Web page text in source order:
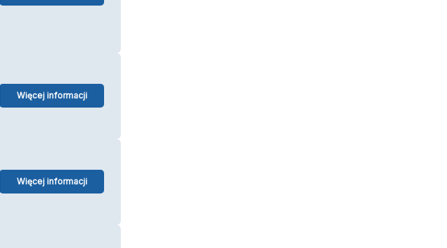
Więcej informacji
Więcej informacji